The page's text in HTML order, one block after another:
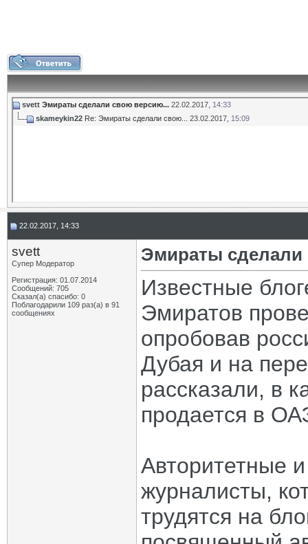
svett Эмираты сделали свою версию... 22.02.2017, 14:33
skameykin22 Re: Эмираты сделали свою... 23.02.2017, 15:09
22.02.2017, 14:33
svett
Супер Модератор
Регистрация: 01.07.2014
Сообщений: 705
Сказал(а) спасибо: 0
Поблагодарили 109 раз(а) в 91
сообщениях
Эмираты сделали
Известные
Эмиратов
опробовав
Дубая и на
рассказали, в
продается в
Авторитетные
журналисты,
трудятся на